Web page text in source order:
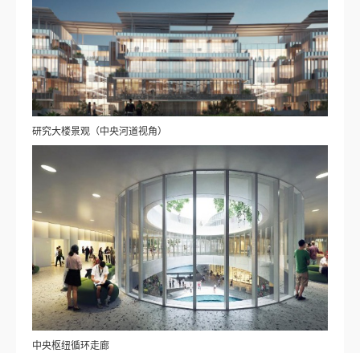
研究大楼景观（中央河道视角）
中央枢纽循环走廊